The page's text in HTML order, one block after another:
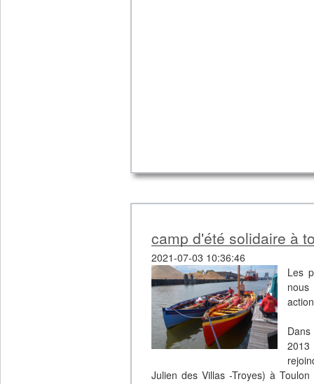
camp d'été solidaire à
2021-07-03 10:36:46
Les
Julien des Villas -Troyes) à